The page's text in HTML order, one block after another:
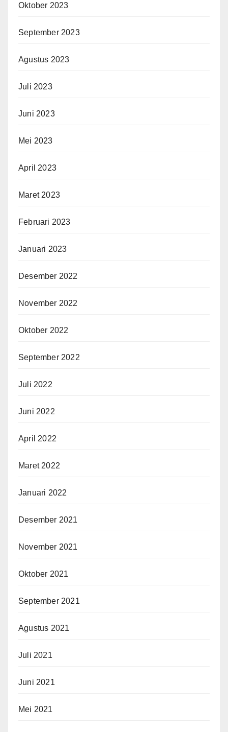
Oktober 2023
September 2023
Agustus 2023
Juli 2023
Juni 2023
Mei 2023
April 2023
Maret 2023
Februari 2023
Januari 2023
Desember 2022
November 2022
Oktober 2022
September 2022
Juli 2022
Juni 2022
April 2022
Maret 2022
Januari 2022
Desember 2021
November 2021
Oktober 2021
September 2021
Agustus 2021
Juli 2021
Juni 2021
Mei 2021